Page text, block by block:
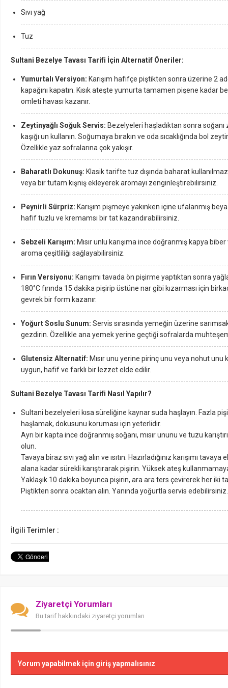
Sıvı yağ
Tuz
Sultani Bezelye Tavası Tarifi İçin Alternatif Öneriler:
Yumurtalı Versiyon: Karışım hafifçe piştikten sonra üzerine 2
kapağını kapatın. Kısık ateşte yumurta tamamen pişene
omleti havası kazanır.
Zeytinyağlı Soğuk Servis: Bezelyeleri haşladıktan sonra
kaşığı un kullanın. Soğumaya bırakın ve oda sıcaklığında bol
Özellikle yaz sofralarına çok yakışır.
Baharatlı Dokunuş: Klasik tarifte tuz dışında baharat
veya bir tutam kişniş ekleyerek aromayı zenginleştirebilirsiniz.
Peynirli Sürpriz: Karışım pişmeye yakınken içine ufalanmış
hafif tuzlu ve kremamsı bir tat kazandırabilirsiniz.
Sebzeli Karışım: Mısır unlu karışıma ince doğranmış kapya
aroma çeşitliliği sağlayabilirsiniz.
Fırın Versiyonu: Karışımı tavada ön pişirme yaptıktan sonra
180°C fırında 15 dakika pişirip üstüne nar gibi kızarması için
gevrek bir form kazanır.
Yoğurt Soslu Sunum: Servis sırasında yemeğin üzerine
gezdirin. Özellikle ana yemek yerine geçtiği sofralarda
Glutensiz Alternatif: Mısır unu yerine pirinç unu veya nohut
uygun, hafif ve farklı bir lezzet elde edilir.
Sultani Bezelye Tavası Tarifi Nasıl Yapılır?
Sultani bezelyeleri kısa süreliğine kaynar suda haşlayın. Fazla
haşlamak, dokusunu koruması için yeterlidir.
Ayrı bir kapta ince doğranmış soğanı, mısır ununu ve tuzu
olun.
Tavaya biraz sıvı yağ alın ve ısıtın. Hazırladığınız karışımı
alana kadar sürekli karıştırarak pişirin. Yüksek ateş
Yaklaşık 10 dakika boyunca pişirin, ara ara ters çevirerek her iki
Piştikten sonra ocaktan alın. Yanında yoğurtla servis
İlgili Terimler :
Ziyaretçi Yorumları
Bu tarif hakkındaki ziyaretçi yorumları
Yorum yapabilmek için giriş yapmalısınız